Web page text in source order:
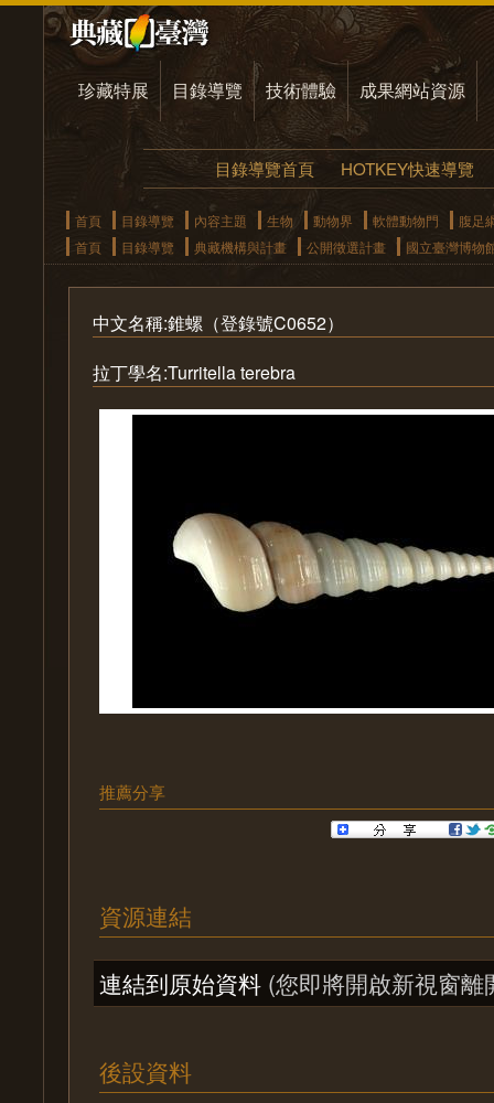
珍藏特展 目錄導覽 技術體驗 成果網站資源
目錄導覽首頁 HOTKEY快速導覽
首頁 目錄導覽 內容主題 生物 動物界 軟體動物門
腹足
首頁
目錄導覽 典藏機構與計畫 公開徵選計畫 國立臺灣博物
中文名稱:錐螺（登錄號C0652）
拉丁學名:Turritella terebra
推薦分享
資源連結
連結到原始資料 (您即將開啟新視窗離
後設資料